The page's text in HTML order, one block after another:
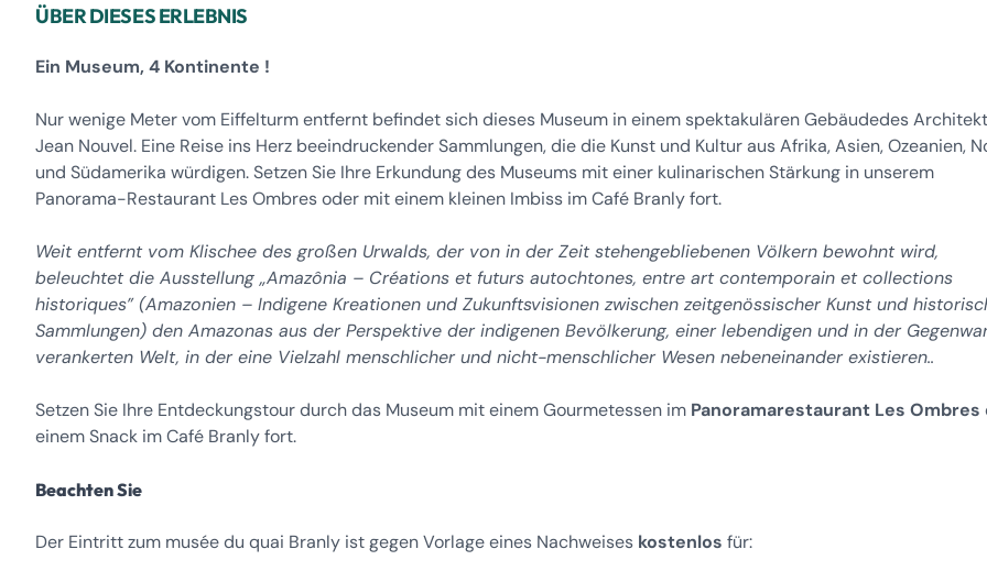
ÜBER DIESES ERLEBNIS
Ein Museum, 4 Kontinente !
Nur wenige Meter vom Eiffelturm entfernt befindet sich dieses Museum in einem spektakulären Gebäudedes
Jean Nouvel. Eine Reise ins Herz beeindruckender Sammlungen, die die Kunst und Kultur aus Afrika, Asien, Ozeanien,
und Südamerika würdigen. Setzen Sie Ihre Erkundung des Museums mit einer kulinarischen Stärkung in unserem
Panorama-Restaurant Les Ombres oder mit einem kleinen Imbiss im Café Branly fort.
Weit entfernt vom Klischee des großen Urwalds, der von in der Zeit stehengebliebenen Völkern bewohnt wird,
beleuchtet die Ausstellung „Amazônia – Créations et futurs autochtones, entre art contemporain et collections
historiques” (Amazonien – Indigene Kreationen und Zukunftsvisionen zwischen zeitgenössischer Kunst und
Sammlungen) den Amazonas aus der Perspektive der indigenen Bevölkerung, einer lebendigen und in der
verankerten Welt, in der eine Vielzahl menschlicher und nicht-menschlicher Wesen nebeneinander existieren..
Setzen Sie Ihre Entdeckungstour durch das Museum mit einem Gourmetessen im Panoramarestaurant Les Ombres
einem Snack im Café Branly fort.
Beachten Sie
Der Eintritt zum musée du quai Branly ist gegen Vorlage eines Nachweises kostenlos für: